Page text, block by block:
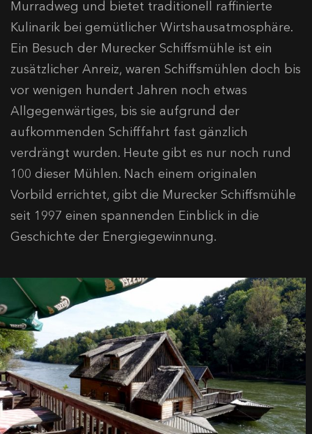
Murradweg und bietet traditionell raffinierte
Kulinarik bei gemütlicher Wirtshausatmosphäre.
Ein Besuch der Murecker Schiffsmühle ist ein
zusätzlicher Anreiz, waren Schiffsmühlen doch bis
vor wenigen hundert Jahren noch etwas
Allgegenwärtiges, bis sie aufgrund der
aufkommenden Schifffahrt fast gänzlich
verdrängt wurden. Heute gibt es nur noch rund
100 dieser Mühlen. Nach einem originalen
Vorbild errichtet, gibt die Murecker Schiffsmühle
seit 1997 einen spannenden Einblick in die
Geschichte der Energiegewinnung.